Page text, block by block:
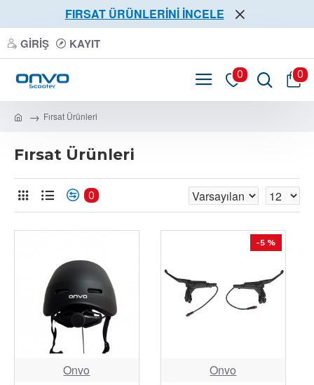
FIRSAT ÜRÜNLERİNİ İNCELE
GIRIŞ KAYIT
0 0
Fırsat Ürünleri
Fırsat Ürünleri
0
Onvo
-5 %
Onvo